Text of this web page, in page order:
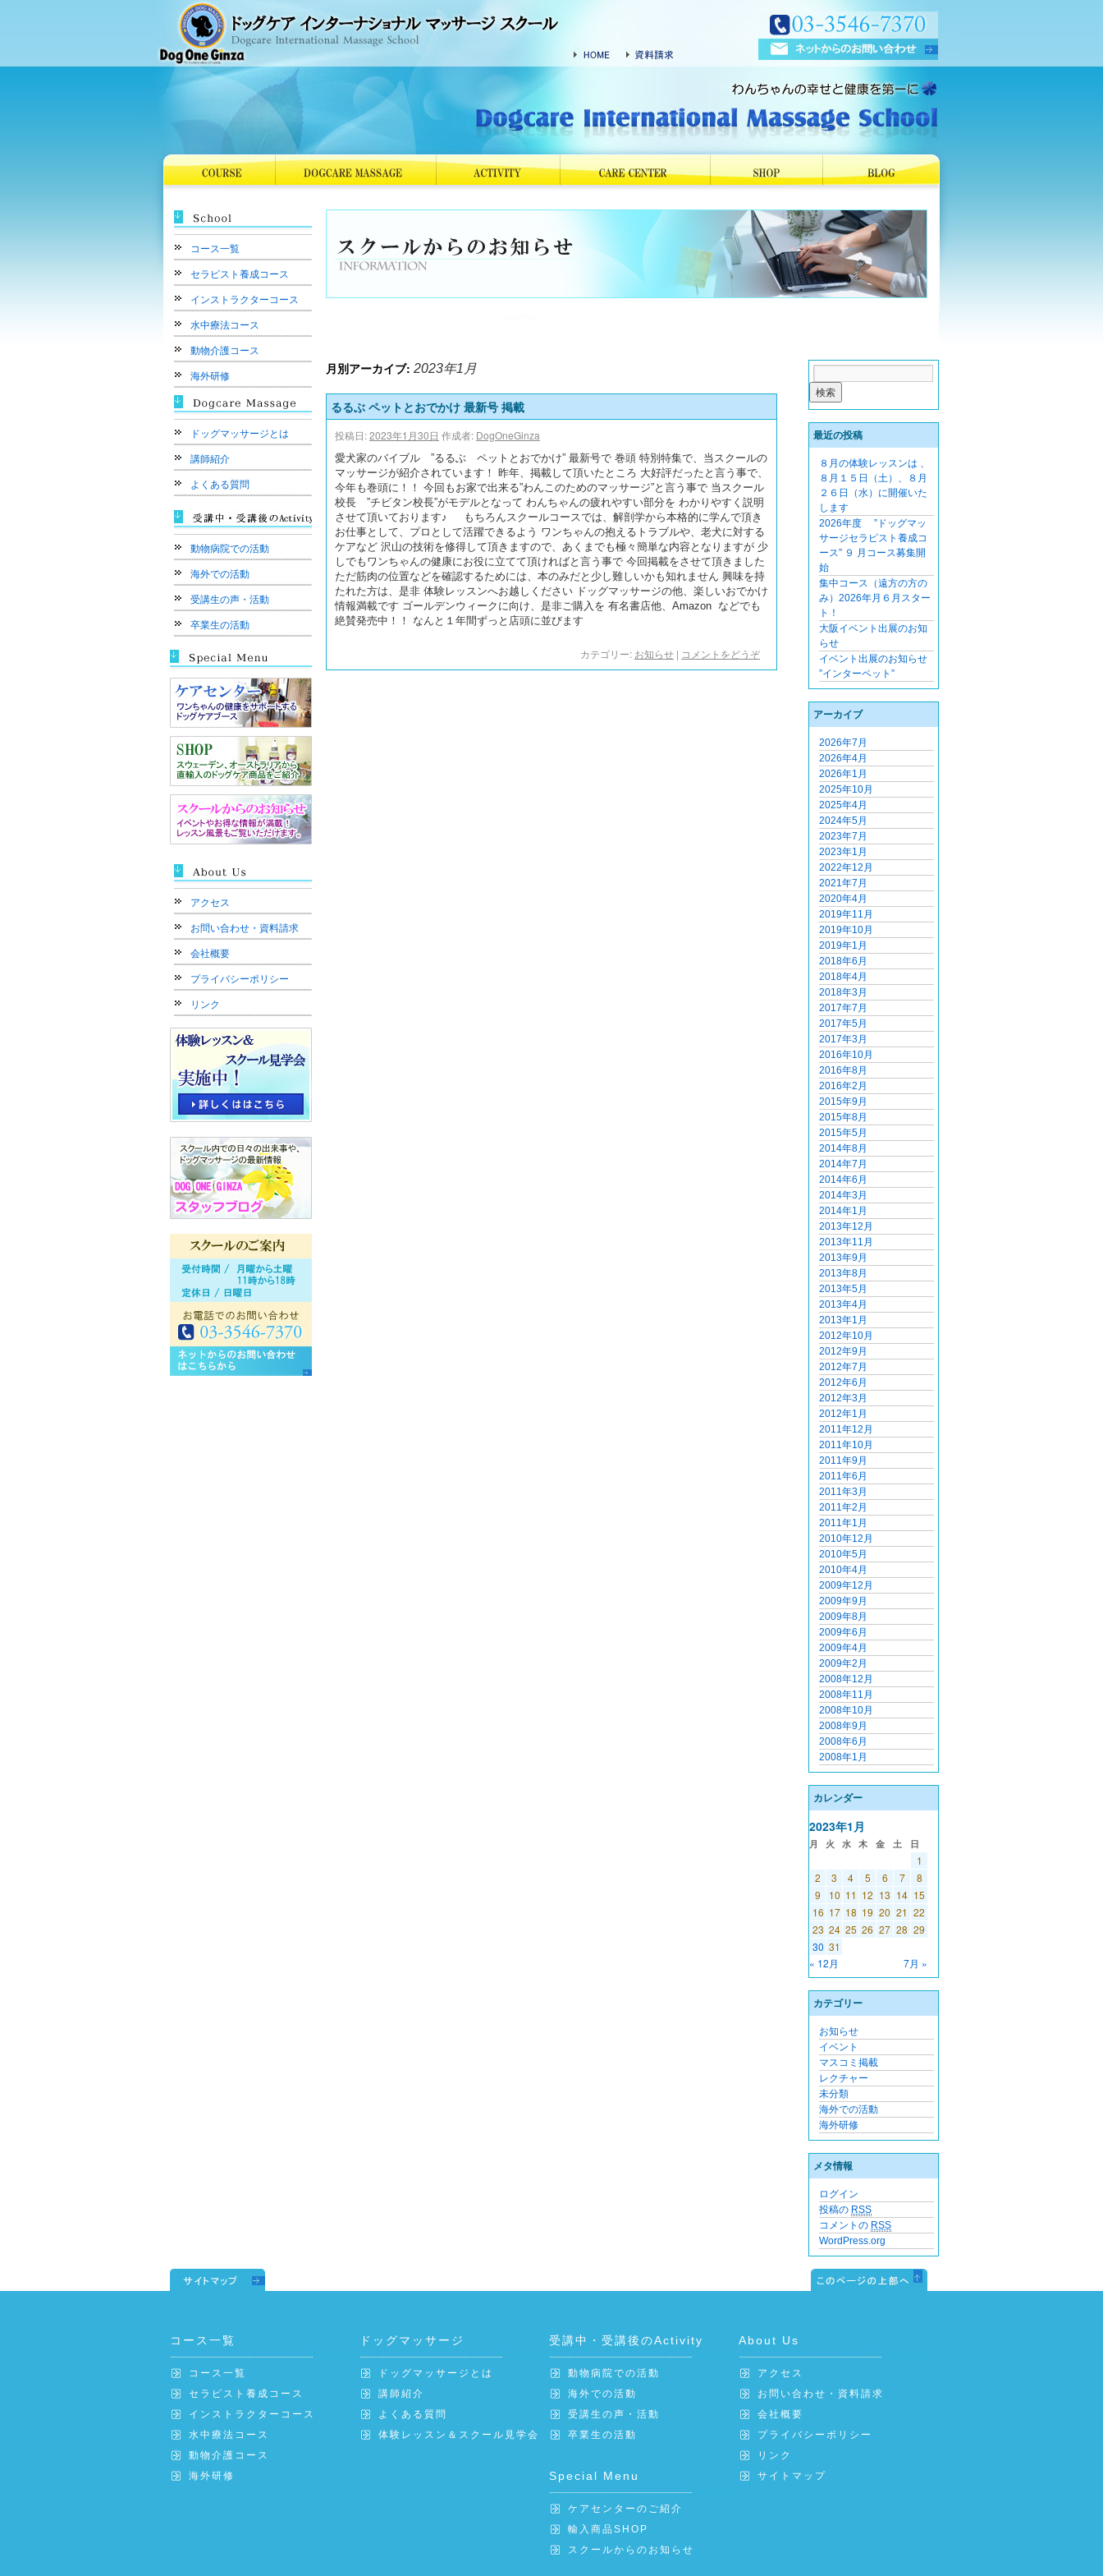
コース一覧
セラピスト養成コース
インストラクターコース
水中療法コース
動物介護コース
海外研修
ドッグマッサージとは
講師紹介
よくある質問
動物病院での活動
海外での活動
受講生の声・活動
卒業生の活動
アクセス
お問い合わせ・資料請求
会社概要
プライバシーポリシー
リンク
月別アーカイブ: 2023年1月
るるぶ ペットとおでかけ 最新号 掲載
投稿日:2023年1月30日 作成者: DogOneGinza
愛犬家のバイブル ”るるぶ ペットとおでかけ” 最新号で 巻頭 特別特集で、当スクールの
マッサージが紹介されています！ 昨年、掲載して頂いたところ 大好評だったと言う事で、
今年も巻頭に！！ 今回もお家で出来る”わんこのためのマッサージ”と言う事で 当スクール
校長 ”チビタン校長”がモデルとなって わんちゃんの疲れやすい部分を わかりやすく説明
させて頂いております♪ もちろんスクールコースでは、解剖学から本格的に学んで頂き
お仕事として、プロとして活躍できるよう ワンちゃんの抱えるトラブルや、老犬に対する
ケアなど 沢山の技術を修得して頂きますので、あくまでも極々簡単な内容となりますが 少
しでもワンちゃんの健康にお役に立てて頂ければと言う事で 今回掲載をさせて頂きました
ただ筋肉の位置などを確認するためには、本のみだと少し難しいかも知れません 興味を持
たれた方は、是非 体験レッスンへお越しください ドッグマッサージの他、楽しいおでかけ
情報満載です ゴールデンウィークに向け、是非ご購入を 有名書店他、Amazon などでも
絶賛発売中！！ なんと１年間ずっと店頭に並びます
カテゴリー: お知らせ | コメントをどうぞ
最近の投稿
８月の体験レッスンは 、
８月１５日（土）、８月
２６日（水）に開催いた
します
2026年度 ”ドッグマッ
サージセラピスト養成コ
ース” ９ 月コース募集開
始
集中コース（遠方の方の
み）2026年月６月スター
ト！
大阪イベント出展のお知
らせ
イベント出展のお知らせ
”インターペット”
アーカイブ
2026年7月
2026年4月
2026年1月
2025年10月
2025年4月
2024年5月
2023年7月
2023年1月
2022年12月
2021年7月
2020年4月
2019年11月
2019年10月
2019年1月
2018年6月
2018年4月
2018年3月
2017年7月
2017年5月
2017年3月
2016年10月
2016年8月
2016年2月
2015年9月
2015年8月
2015年5月
2014年8月
2014年7月
2014年6月
2014年3月
2014年1月
2013年12月
2013年11月
2013年9月
2013年8月
2013年5月
2013年4月
2013年1月
2012年10月
2012年9月
2012年7月
2012年6月
2012年3月
2012年1月
2011年12月
2011年10月
2011年9月
2011年6月
2011年3月
2011年2月
2011年1月
2010年12月
2010年5月
2010年4月
2009年12月
2009年9月
2009年8月
2009年6月
2009年4月
2009年2月
2008年12月
2008年11月
2008年10月
2008年9月
2008年6月
2008年1月
カレンダー
2023年1月
月 火 水 木 金 土 日
« 12月 7月 »
1
2
3 4 5 6 7
8
9
10 11 12 13 14 15
16 17 18 19 20 21 22
23 24 25 26 27 28 29
30 31
カテゴリー
お知らせ
イベント
マスコミ掲載
レクチャー
未分類
海外での活動
海外研修
メタ情報
ログイン
投稿の RSS
コメントの RSS
WordPress.org
コース一覧 ドッグマッサージ 受講中・受講後のActivity About Us
コース一覧 ドッグマッサージとは 動物病院での活動
アクセス
セラピスト養成コース
講師紹介 海外での活動
お問い合わせ・資料請求
インストラクターコース
よくある質問 受講生の声・活動
会社概要
水中療法コース
体験レッスン＆スクール見学会 卒業生の活動
プライバシーポリシー
動物介護コース
リンク
海外研修
Special Menu サイトマップ
ケアセンターのご紹介
輸入商品SHOP
スクールからのお知らせ